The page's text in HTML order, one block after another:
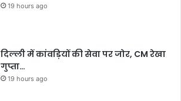
19 hours ago
दिल्ली में कांवड़ियों की सेवा पर जोर, CM रेखा
गुप्ता…
19 hours ago